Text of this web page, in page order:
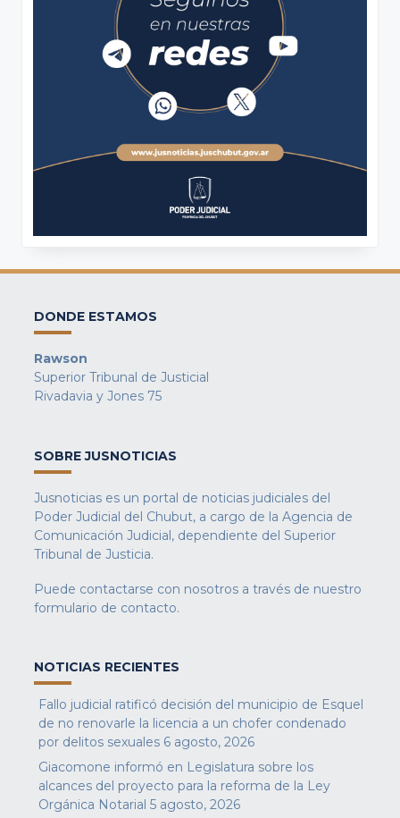
DONDE ESTAMOS
Rawson
Superior Tribunal de Justicial
Rivadavia y Jones 75
SOBRE JUSNOTICIAS
Jusnoticias es un portal de noticias judiciales del
Poder Judicial del Chubut, a cargo de la Agencia de
Comunicación Judicial, dependiente del Superior
Tribunal de Justicia.
Puede contactarse con nosotros a través de nuestro
formulario de contacto.
NOTICIAS RECIENTES
Fallo judicial ratificó decisión del municipio de Esquel
de no renovarle la licencia a un chofer condenado
por delitos sexuales 6 agosto, 2026
Giacomone informó en Legislatura sobre los
alcances del proyecto para la reforma de la Ley
Orgánica Notarial 5 agosto, 2026